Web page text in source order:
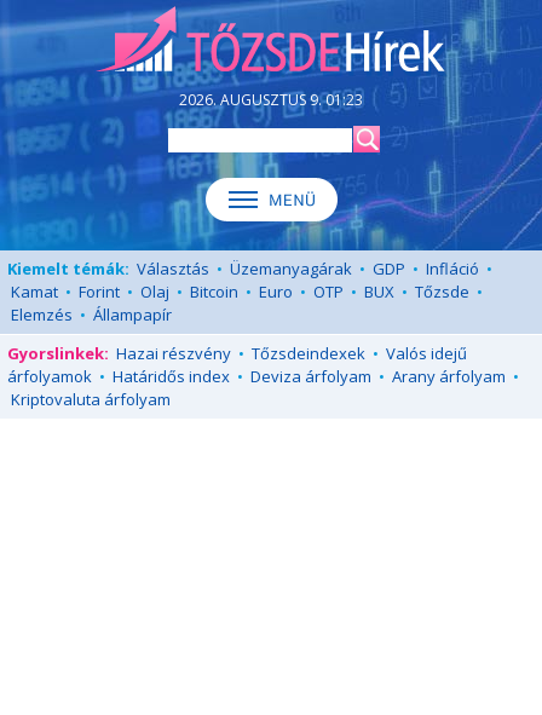
2026. AUGUSZTUS 9. 01:23
Kiemelt témák: Választás • Üzemanyagárak • GDP • Infláció •
Kamat • Forint • Olaj • Bitcoin • Euro • OTP • BUX • Tőzsde •
Elemzés • Állampapír
Gyorslinkek: Hazai részvény • Tőzsdeindexek • Valós idejű
árfolyamok • Határidős index • Deviza árfolyam • Arany árfolyam •
Kriptovaluta árfolyam